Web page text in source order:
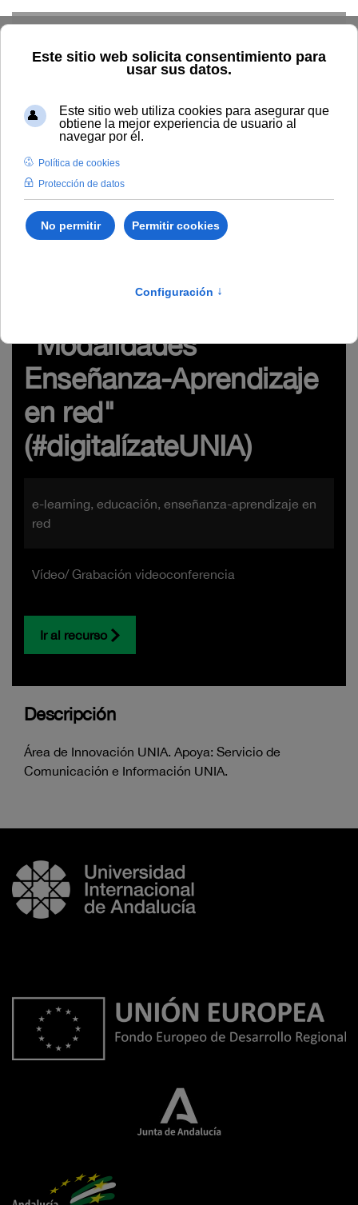
Inicio Innovación
Conocimiento abierto y difusión
Recursos Educativos en abierto
Enseñanza-Aprendizaje en red" (#digitalízateUNIA)
"Modalidades
Enseñanza-Aprendizaje
en red"
(#digitalízateUNIA)
e-learning, educación, enseñanza-aprendizaje en
red
Vídeo/ Grabación videoconferencia
Ir al recurso
Descripción
Área de Innovación UNIA. Apoya: Servicio de
Comunicación e Información UNIA.